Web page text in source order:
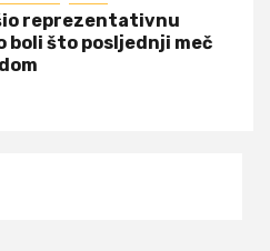
reprezentativnu
boli što posljednji meč